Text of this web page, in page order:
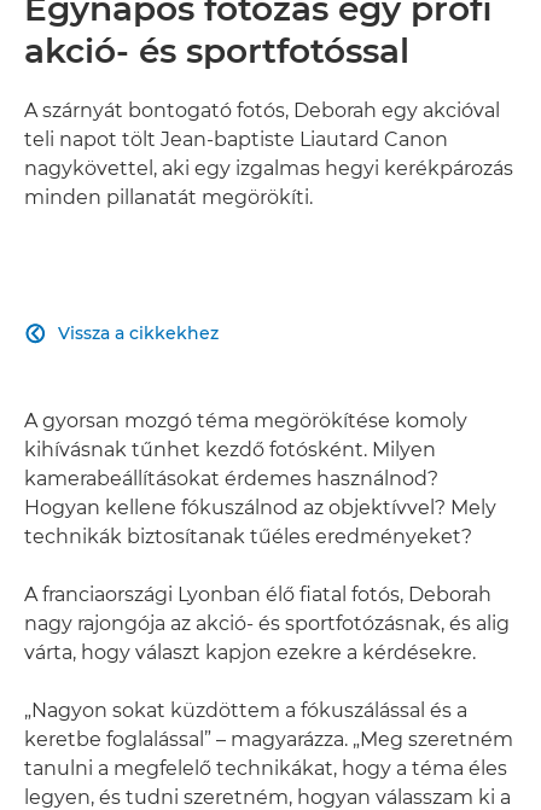
Egynapos fotózás egy profi
akció- és sportfotóssal
A szárnyát bontogató fotós, Deborah egy akcióval
teli napot tölt Jean-baptiste Liautard Canon
nagykövettel, aki egy izgalmas hegyi kerékpározás
minden pillanatát megörökíti.
Vissza a cikkekhez

A gyorsan mozgó téma megörökítése komoly
kihívásnak tűnhet kezdő fotósként. Milyen
kamerabeállításokat érdemes használnod?
Hogyan kellene fókuszálnod az objektívvel? Mely
technikák biztosítanak tűéles eredményeket?
A franciaországi Lyonban élő fiatal fotós, Deborah
nagy rajongója az akció- és sportfotózásnak, és alig
várta, hogy választ kapjon ezekre a kérdésekre.
„Nagyon sokat küzdöttem a fókuszálással és a
keretbe foglalással” – magyarázza. „Meg szeretném
tanulni a megfelelő technikákat, hogy a téma éles
legyen, és tudni szeretném, hogyan válasszam ki a